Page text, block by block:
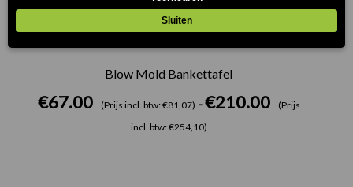
Blow Mold Bankettafel
€67.00 (Prijs incl. btw: €81,07) - €210.00
(Prijs
incl. btw: €254,10)